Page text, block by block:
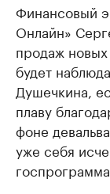
Финансовый
Онлайн»
продаж
будет
Душечкина,
плаву
фоне
уже себя